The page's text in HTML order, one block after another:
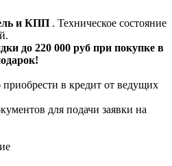
и КПП . Техническое состояние
до 220 000 руб при покупке в
в кредит от ведущих
для подачи заявки на